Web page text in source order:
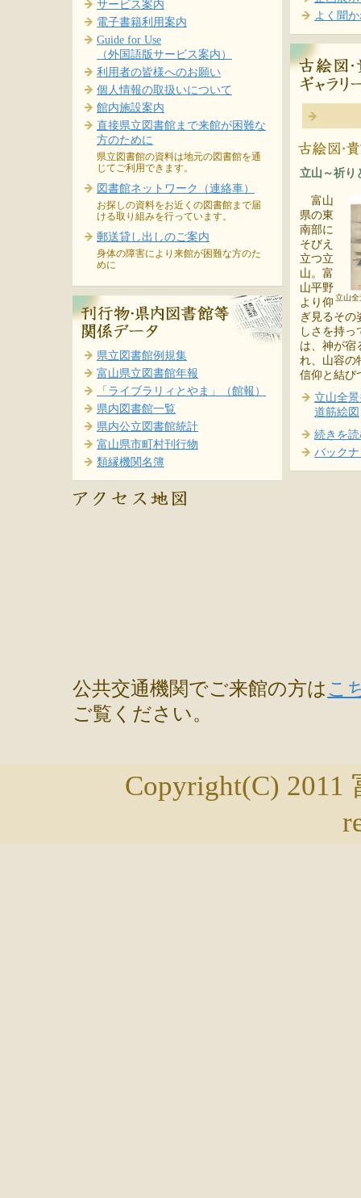
サービス案内
電子書籍利用案内
Guide for Use
（外国語版サービス案内）
利用者の皆様へのお願い
個人情報の取扱いについて
館内施設案内
直接県立図書館まで来館が困難な
方のために
県立図書館の資料は地元の図書館を通
じてご利用できます。
図書館ネットワーク（連絡車）
お探しの資料をお近くの図書館まで届
ける取り組みを行っています。
郵送貸し出しのご案内
身体の障害により来館が困難な方のた
めに
県立図書館例規集
富山県立図書館年報
「ライブラリィとやま」（館報）
県内図書館一覧
県内公立図書館統計
富山県市町村刊行物
類縁機関名簿
よく聞
立山～祈り
立山全
富山
県の東
南部に
そびえ
立つ立
山。富
山平野
より仰
ぎ見るその
しさを持っ
は、神が宿
れ、山容の
信仰と結び
立山全
道筋絵図
続きを
バック
公共交通機関でご来館の方は こ
ご覧ください。
Copyright(C)